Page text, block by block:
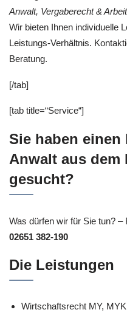
Anwalt, Vergaberecht &
Wir bieten Ihnen individuelle
Leistungs-Verhältnis.
Beratung.
[/tab]
[tab title=“Service“]
Sie haben einen
Anwalt aus dem
gesucht?
Was dürfen wir für Sie tun? –
02651 382-190
Die Leistungen
Wirtschaftsrecht MY, MYK